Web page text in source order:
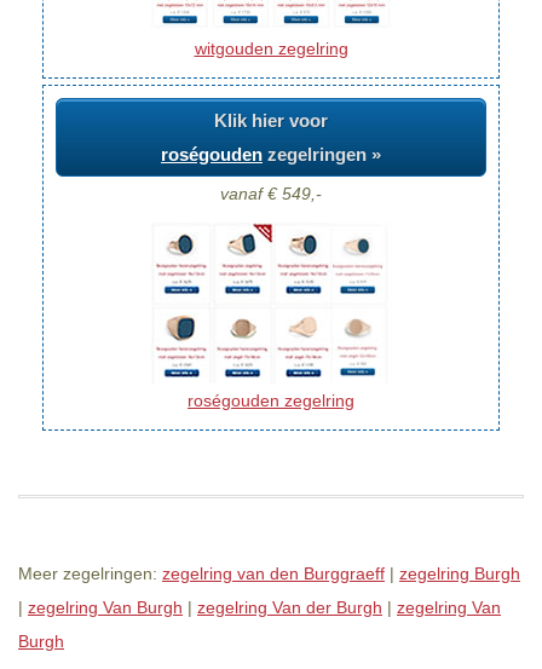
witgouden zegelring
Klik hier voor
roségouden zegelringen »
vanaf € 549,-
roségouden zegelring
Meer zegelringen: zegelring van den Burggraeff | zegelring Burgh
| zegelring Van Burgh | zegelring Van der Burgh | zegelring Van
Burgh